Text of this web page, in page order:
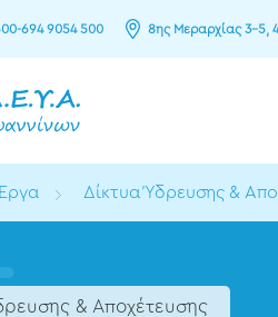
-694 9054 500 8ης Μεραρχίας 3–5,
Έργα Δίκτυα Ύδρευσης &
& Αποχέτευσης